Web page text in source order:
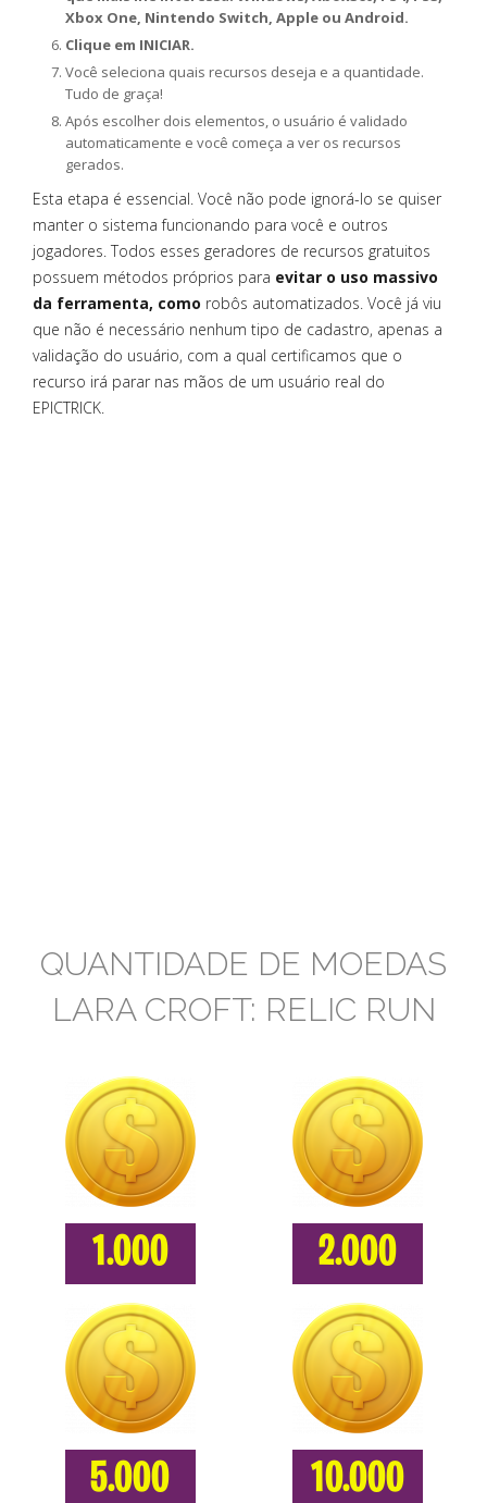
Xbox One, Nintendo Switch, Apple ou Android.
Clique em INICIAR.
Você seleciona quais recursos deseja e a quantidade.
Tudo de graça!
Após escolher dois elementos, o usuário é validado
automaticamente e você começa a ver os recursos
gerados.
Esta etapa é essencial. Você não pode ignorá-lo se quiser
manter o sistema funcionando para você e outros
jogadores. Todos esses geradores de recursos gratuitos
possuem métodos próprios para evitar o uso massivo
da ferramenta, como robôs automatizados. Você já viu
que não é necessário nenhum tipo de cadastro, apenas a
validação do usuário, com a qual certificamos que o
recurso irá parar nas mãos de um usuário real do
EPICTRICK.
QUANTIDADE DE MOEDAS
LARA CROFT: RELIC RUN
1.000 2.000
5.000 10.000